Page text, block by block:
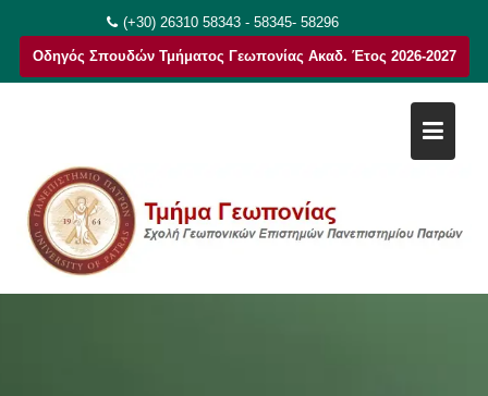
στο
περιεχόμενο
(+30) 26310 58343 - 58345- 58296
Οδηγός Σπουδών Τμήματος Γεωπονίας Ακαδ. Έτος 2026-2027